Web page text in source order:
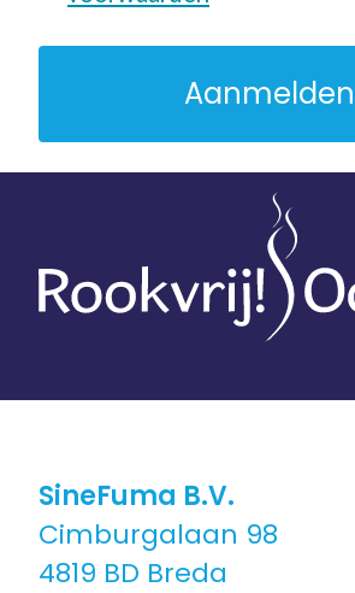
SineFuma B.V.
Cimburgalaan 98
4819 BD Breda